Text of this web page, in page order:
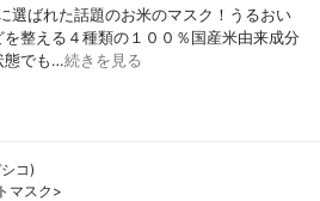
選ばれた話題のお米のマスク！うるおい
整える４種類の１００％国産米由来成分
態でも…続きを見る
コ)
マスク>